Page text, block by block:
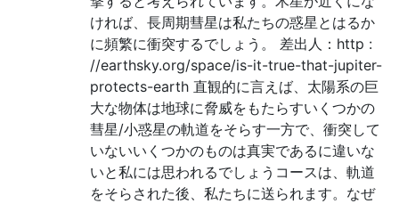
ければ、長周期彗星は私たちの惑星とはるか
に頻繁に衝突するでしょう。 差出人：http :
//earthsky.org/space/is-it-true-that-jupiter-
protects-earth 直観的に言えば、太陽系の巨
大な物体は地球に脅威をもたらすいくつかの
彗星/小惑星の軌道をそらす一方で、衝突して
いないいくつかのものは真実であるに違いな
いと私には思われるでしょうコースは、軌道
をそらされた後、私たちに送られます。なぜ